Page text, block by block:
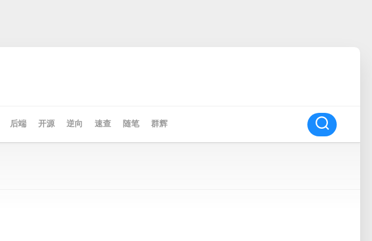
后端 开源 逆向 速查 随笔 群辉